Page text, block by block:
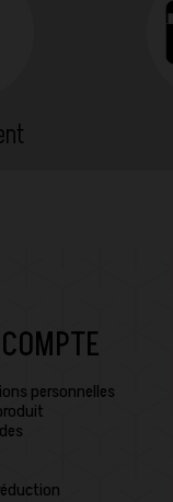
personnelles